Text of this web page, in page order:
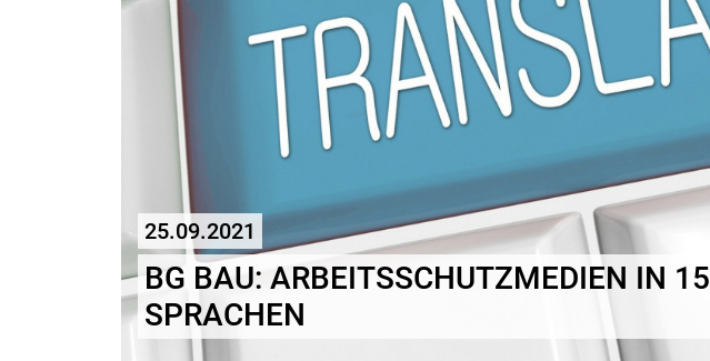
25.09.2021
BG BAU: ARBEITSSCHUTZMEDIEN IN 15
SPRACHEN